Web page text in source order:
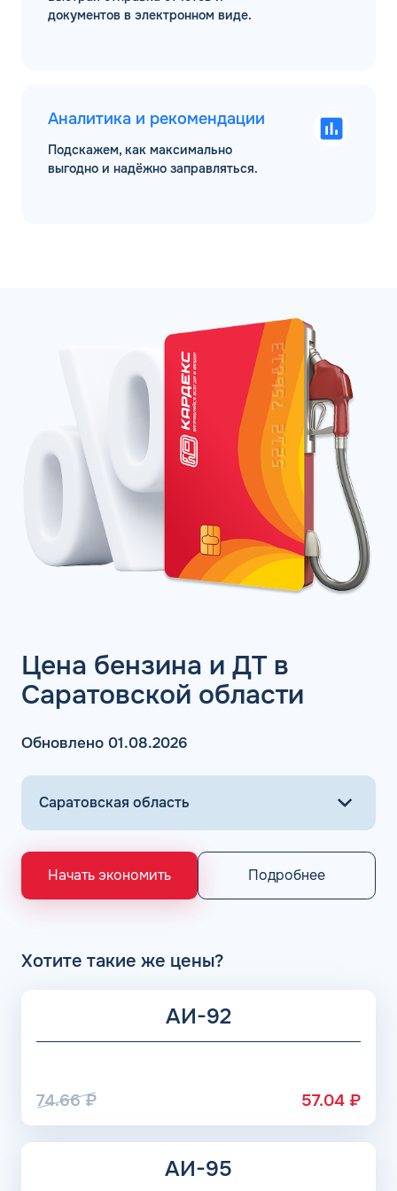
документов в электронном виде.
Аналитика и рекомендации
Подскажем, как максимально
выгодно и надёжно заправляться.
Цена бензина и ДТ в
Саратовской области
Обновлено 01.08.2026
Начать экономить Подробнее
Хотите такие же цены?
АИ-92
74.66₽ 57.04 ₽
АИ-95